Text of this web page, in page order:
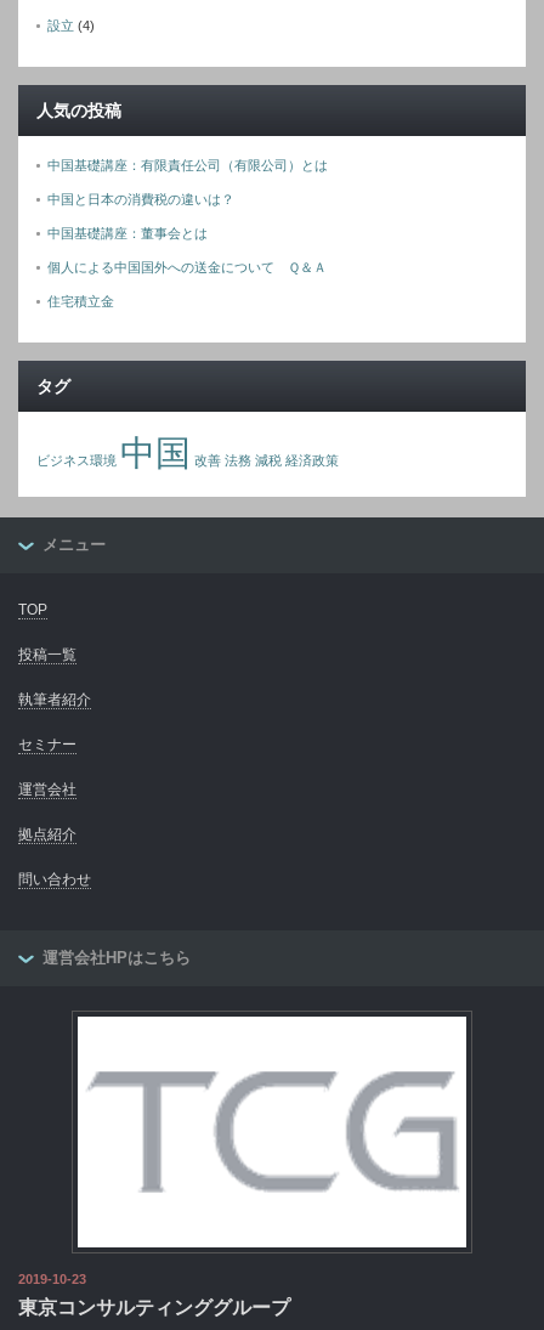
設立 (4)
人気の投稿
中国基礎講座：有限責任公司（有限公司）とは
中国と日本の消費税の違いは？
中国基礎講座：董事会とは
個人による中国国外への送金について Ｑ＆Ａ
住宅積立金
タグ
ビジネス環境 中国 改善 法務 減税 経済政策
メニュー
TOP
投稿一覧
執筆者紹介
セミナー
運営会社
拠点紹介
問い合わせ
運営会社HPはこちら
2019-10-23
東京コンサルティンググループ